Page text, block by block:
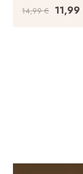
14,99€ 11,99